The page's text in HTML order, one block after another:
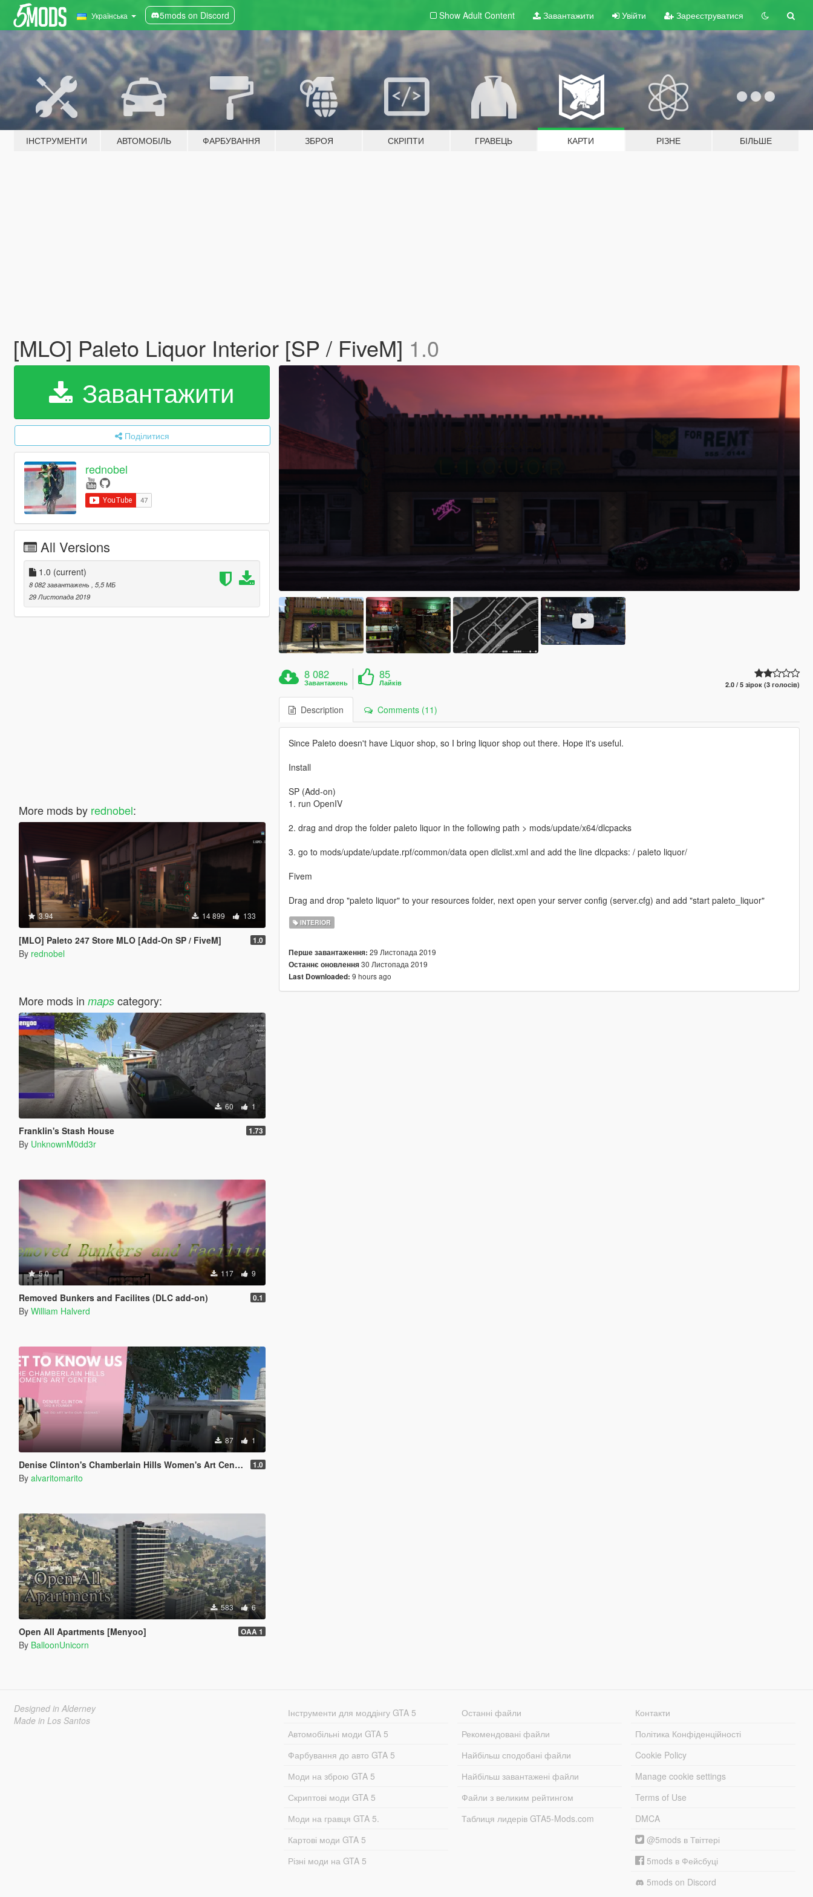
Українська 5mods on Discord Show Adult Content Завантажити Увійти Зареєструватися
ІНСТРУМЕНТИ АВТОМОБІЛЬ ФАРБУВАННЯ ЗБРОЯ СКРІПТИ ГРАВЕЦЬ КАРТИ РІЗНЕ БІЛЬШЕ
[MLO] Paleto Liquor Interior [SP / FiveM] 1.0
Завантажити
Поділитися
rednobel
All Versions
1.0 (current)
8 082 завантажень
, 5,5 МБ
29 Листопада 2019
More mods by rednobel:
3.94 14 899 133
[MLO] Paleto 247 Store MLO [Add-On SP / FiveM] 1.0
By rednobel
More mods in mapscategory:
60 1
Franklin's Stash House 1.73
By UnknownM0dd3r
5.0 117 9
Removed Bunkers and Facilites (DLC add-on) 0.1
By William Halverd
87 1
Denise Clinton's Chamberlain Hills Women's Art Center 1.0
By alvaritomarito
583 6
Open All Apartments [Menyoo] OAA 1
By BalloonUnicorn
8 082
Завантажень
85
Лайків 2.0 / 5 зірок (3 голосів)
Description Comments (11)
Since Paleto doesn't have Liquor shop, so I bring liquor shop out there. Hope it's useful.
Install
SP (Add-on)
1. run OpenIV
2. drag and drop the folder paleto liquor in the following path > mods/update/x64/dlcpacks
3. go to mods/update/update.rpf/common/data open dlclist.xml and add the line dlcpacks: / paleto liquor/
Fivem
Drag and drop "paleto liquor" to your resources folder, next open your server config (server.cfg) and add "start paleto_liquor"
INTERIOR
Перше завантаження: 29 Листопада 2019
Останнє оновлення30 Листопада 2019
Last Downloaded: 9 hours ago
Designed in Alderney
Made in Los Santos
Інструменти для моддінгу GTA 5
Автомобільні моди GTA 5
Фарбування до авто GTA 5
Моди на зброю GTA 5
Скриптові моди GTA 5
Моди на гравця GTA 5.
Картові моди GTA 5
Різні моди на GTA 5
Останні файли
Рекомендовані файли
Найбільш сподобані файли
Найбільш завантажені файли
Файли з великим рейтингом
Таблиця лидерів GTA5-Mods.com
Контакти
Політика Конфіденційності
Cookie Policy
Manage cookie settings
Terms of Use
DMCA
@5mods в Твіттері
5mods в Фейсбуці
5mods on Discord